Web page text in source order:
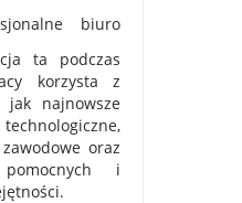
biuro
ta podczas
korzysta z
jak najnowsze
oraz
i